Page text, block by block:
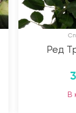
Ред
В